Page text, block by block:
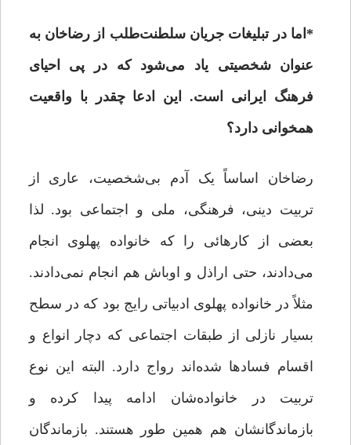
* اما در تبلیغات جریان سلطنت‌طلب از رضاخان به
عنوان شخصیتی یاد می‌شود که در پی احیای
فرهنگ ایرانی است. این ادعا چقدر با واقعیت
همخوانی دارد؟
رضاخان اساساً یک آدم بی‌شخصیت، عاری از
تربیت دینی، فرهنگی، ملی و اجتماعی بود. لذا
بعضی از کارهائی را که خانواده پهلوی انجام
می‌دادند، حتی اراذل و اوباش هم انجام نمی‌دادند.
مثلاً در خانواده پهلوی ادبیاتی رایج بود که در سطح
بسیار نازلی از طبقات اجتماعی که دچار انواع و
اقسام فسادها شده‌اند رواج دارد. البته این نوع
تربیت در خانواده‌شان ادامه پیدا کرده و
بازماندگانشان هم همین‌ طور هستند. بازماندگان